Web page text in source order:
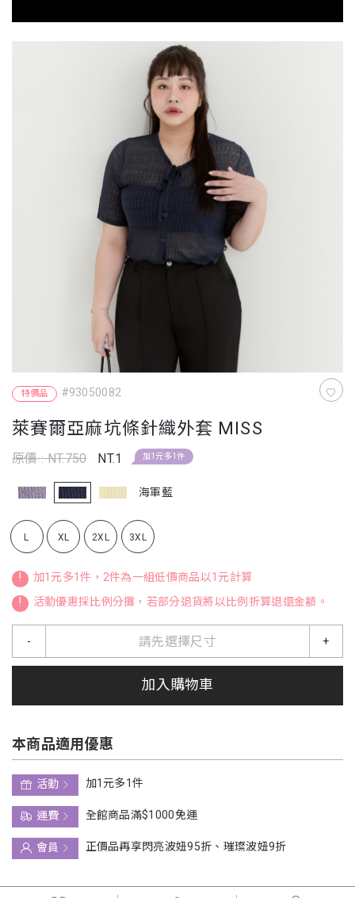
特價品 #93050082
萊賽爾亞麻坑條針織外套 MISS
原價 : NT.750 NT.1 加1元多1件
海軍藍
L XL 2XL 3XL
!
加1元多1件，2件為一組低價商品以1元計算
!
活動優惠採比例分攤，若部分退貨將以比例折算退還金額。
請先選擇尺寸
- +
加入購物車
本商品適用優惠
活動
加1元多1件
運費
全館商品滿$1000免運
會員
正價品再享閃亮波妞95折、璀璨波妞9折